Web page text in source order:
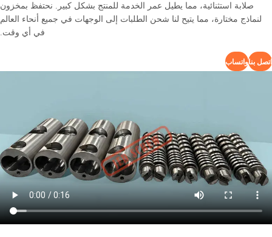
صلابة استثنائية، مما يطيل عمر الخدمة للمنتج بشكل كبير. نحتفظ بمخزون
لنماذج مختارة، مما يتيح لنا شحن الطلبات إلى الوجهات في جميع أنحاء العالم
في أي وقت.
اتصل بناواتساب